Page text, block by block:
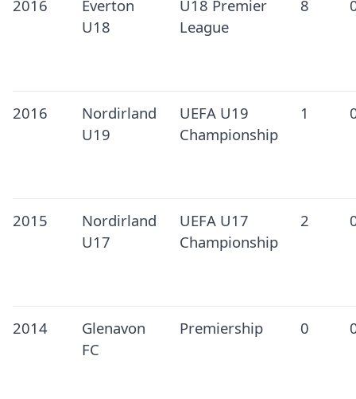
2016
Everton
U18
U18 Premier
League
8
2016
Nordirland
U19
UEFA U19
Championship
1
2015
Nordirland
U17
UEFA U17
Championship
2
2014
Glenavon
FC
Premiership 0